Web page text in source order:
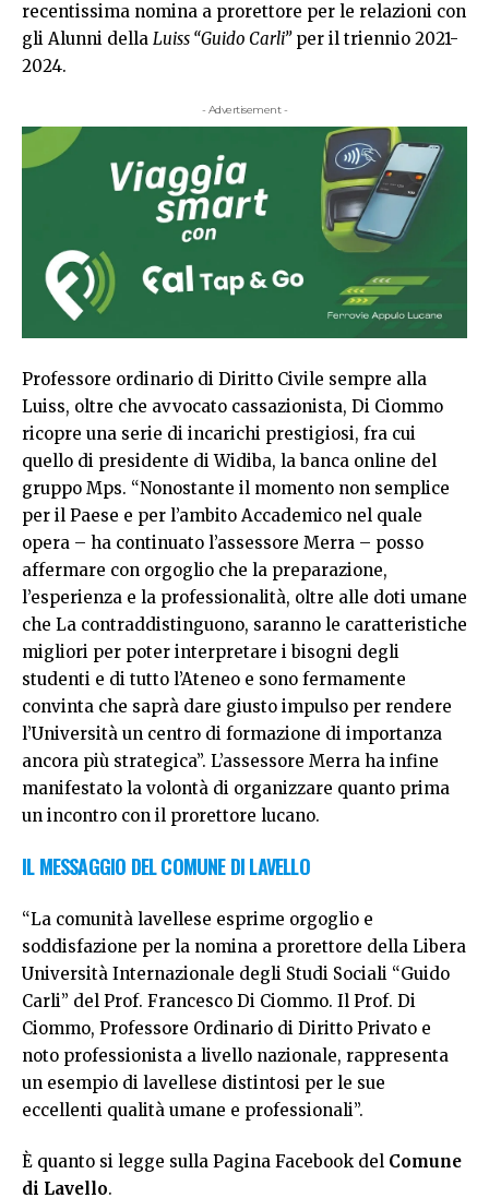
recentissima nomina a prorettore per le relazioni con
gli Alunni della Luiss “Guido Carli”per il triennio 2021-
2024.
- Advertisement -
Professore ordinario di Diritto Civile sempre alla
Luiss, oltre che avvocato cassazionista, Di Ciommo
ricopre una serie di incarichi prestigiosi, fra cui
quello di presidente di Widiba, la banca online del
gruppo Mps. “Nonostante il momento non semplice
per il Paese e per l’ambito Accademico nel quale
opera – ha continuato l’assessore Merra – posso
affermare con orgoglio che la preparazione,
l’esperienza e la professionalità, oltre alle doti umane
che La contraddistinguono, saranno le caratteristiche
migliori per poter interpretare i bisogni degli
studenti e di tutto l’Ateneo e sono fermamente
convinta che saprà dare giusto impulso per rendere
l’Università un centro di formazione di importanza
ancora più strategica”. L’assessore Merra ha infine
manifestato la volontà di organizzare quanto prima
un incontro con il prorettore lucano.
IL MESSAGGIO DEL COMUNE DI LAVELLO
“La comunità lavellese esprime orgoglio e
soddisfazione per la nomina a prorettore della Libera
Università Internazionale degli Studi Sociali “Guido
Carli” del Prof. Francesco Di Ciommo. Il Prof. Di
Ciommo, Professore Ordinario di Diritto Privato e
noto professionista a livello nazionale, rappresenta
un esempio di lavellese distintosi per le sue
eccellenti qualità umane e professionali”.
È quanto si legge sulla Pagina Facebook del Comune
di Lavello.